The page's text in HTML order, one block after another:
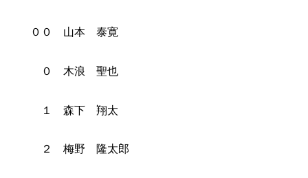
００ 山本 泰寛
０ 木浪 聖也
１ 森下 翔太
２ 梅野 隆太郎